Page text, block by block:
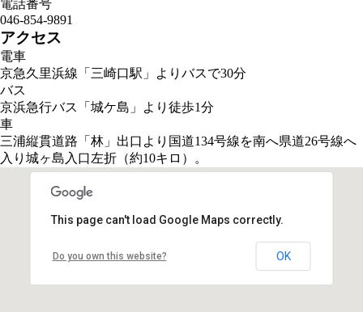
電話番号
046-854-9891
アクセス
電車
京急久里浜線「三崎口駅」よりバスで30分
バス
京浜急行バス「城ケ島」より徒歩1分
車
三浦縦貫道路「林」出口より国道134号線を南へ県道26号線へ
入り城ヶ島入口左折（約10キロ）。
受け付けはこちら
This page can't load Google Maps correctly.
Do you own this website? OK